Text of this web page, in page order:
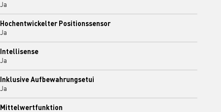
Ja
Hochentwickelter Positionssensor
Ja
Intellisense
Ja
Inklusive Aufbewahrungsetui
Ja
Mittelwertfunktion